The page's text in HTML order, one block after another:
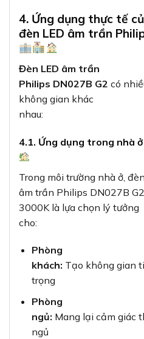
4. Ứng dụng thực tế
đèn LED âm trần
Đèn LED âm trần
Philips DN027B G2 có
không gian khác
nhau:
4.1. Ứng dụng trong nhà ở
Trong môi trường nhà ở,
âm trần Philips DN027B
3000K là lựa chọn lý tưởng
cho:
Phòng
khách: Tạo không gian
trọng
Phòng
ngủ: Mang lại cảm giác
ngủ